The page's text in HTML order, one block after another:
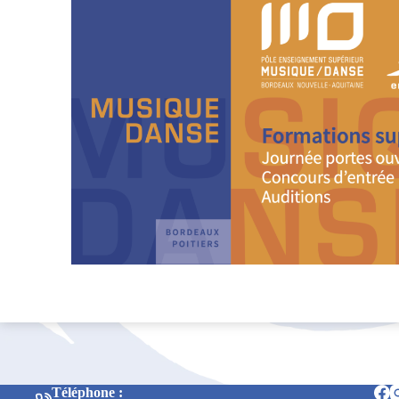
Téléphone :